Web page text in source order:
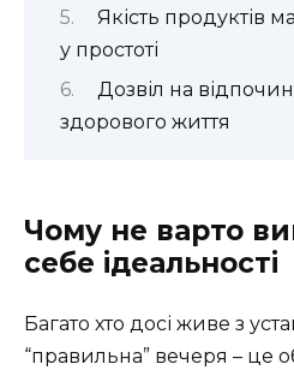
Якість продуктів
у простоті
Дозвіл на
здорового життя
Чому не варто
себе ідеальності
Багато хто досі живе з
“правильна” вечеря – це